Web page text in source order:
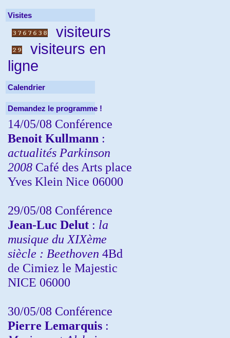
Visites
visiteurs
visiteurs en
ligne
Calendrier
Demandez le programme !
14/05/08 Conférence
Benoit Kullmann :
actualités Parkinson
2008 Café des Arts place
Yves Klein Nice 06000
29/05/08 Conférence
Jean-Luc Delut : la
musique du XIXème
siècle : Beethoven 4Bd
de Cimiez le Majestic
NICE 06000
30/05/08 Conférence
Pierre Lemarquis :